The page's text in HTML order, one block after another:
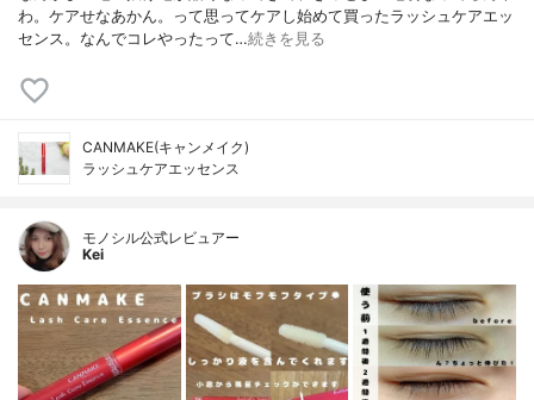
わ。ケアせなあかん。って思ってケアし始めて買ったラッシュケアエッ
センス。なんでコレやったって…続きを見る
CANMAKE(キャンメイク)
ラッシュケアエッセンス
モノシル公式レビュアー
Kei